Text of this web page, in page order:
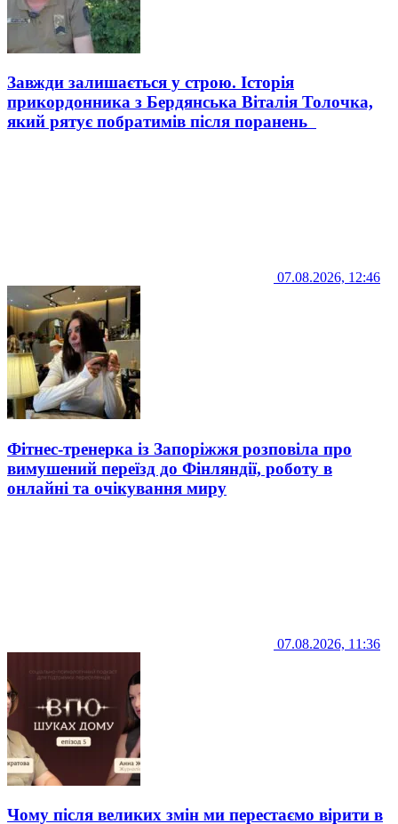
Завжди залишається у строю. Історія
прикордонника з Бердянська Віталія Толочка,
який рятує побратимів після поранень
07.08.2026, 12:46
Фітнес-тренерка із Запоріжжя розповіла про
вимушений переїзд до Фінляндії, роботу в
онлайні та очікування миру
07.08.2026, 11:36
Чому після великих змін ми перестаємо вірити в